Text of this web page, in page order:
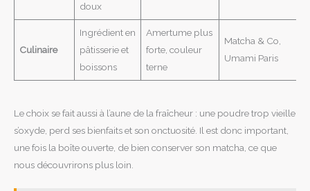
doux
Culinaire
Ingrédient en
pâtisserie et
boissons
Amertume plus
forte, couleur
terne
Matcha & Co,
Umami Paris
Le choix se fait aussi à l’aune de la fraîcheur : une poudre trop vieille
s’oxyde, perd ses bienfaits et son onctuosité. Il est donc important,
une fois la boîte ouverte, de bien conserver son matcha, ce que
nous découvrirons plus loin.